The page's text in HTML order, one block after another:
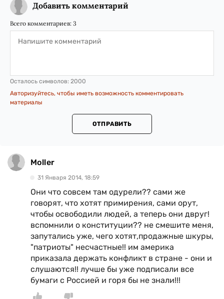
Добавить комментарий
Всего комментариев: 3
Осталось символов: 2000
Авторизуйтесь, чтобы иметь возможность комментировать
материалы
ОТПРАВИТЬ
Moller
31 Января 2014, 18:59
Они что совсем там одурели?? сами же
говорят, что хотят примирения, сами орут,
чтобы освободили людей, а теперь они двруг!
вспомнили о конституции?? не смешите меня,
запутались уже, чего хотят,продажные шкуры,
"патриоты" несчастные!! им америка
приказала держать конфликт в стране - они и
слушаются!! лучше бы уже подписали все
бумаги с Россией и горя бы не знали!!!